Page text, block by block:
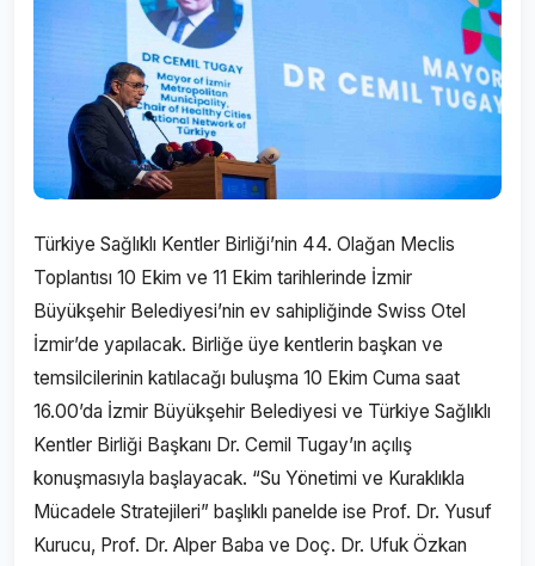
Türkiye Sağlıklı Kentler Birliği’nin 44. Olağan Meclis
Toplantısı 10 Ekim ve 11 Ekim tarihlerinde İzmir
Büyükşehir Belediyesi’nin ev sahipliğinde Swiss Otel
İzmir’de yapılacak. Birliğe üye kentlerin başkan ve
temsilcilerinin katılacağı buluşma 10 Ekim Cuma saat
16.00’da İzmir Büyükşehir Belediyesi ve Türkiye Sağlıklı
Kentler Birliği Başkanı Dr. Cemil Tugay’ın açılış
konuşmasıyla başlayacak. “Su Yönetimi ve Kuraklıkla
Mücadele Stratejileri” başlıklı panelde ise Prof. Dr. Yusuf
Kurucu, Prof. Dr. Alper Baba ve Doç. Dr. Ufuk Özkan